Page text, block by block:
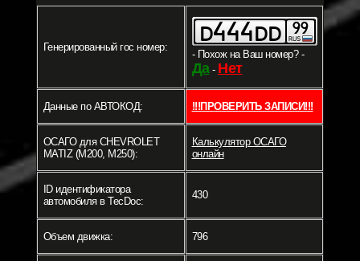
Генерированный гос номер:
- Похож на Ваш номер? -
Да- Нет
Данные по АВТОКОД: !!!ПРОВЕРИТЬ ЗАПИСИ!!!
ОСАГО для CHEVROLET
MATIZ (M200, M250):
Калькулятор ОСАГО
онлайн
ID идентификатора
автомобиля в TecDoc:
430
Объем движка: 796